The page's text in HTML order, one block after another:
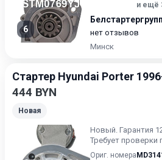
6
и ещё
Белстартергрупп
нет отзывов
Минск
Стартер Hyundai Porter
444 BYN
Новая
Новый. Гарантия
Требует проверки
Ориг. номера